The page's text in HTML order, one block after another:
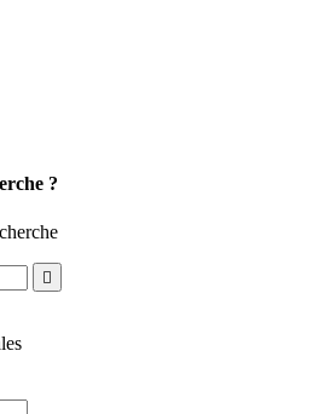
?
